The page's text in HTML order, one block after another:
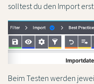
solltest du den Import erst
Beim Testen werden